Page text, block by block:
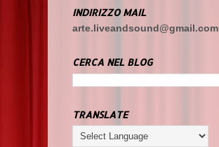
INDIRIZZO MAIL
arte.liveandsound@gmail.com
CERCA NEL BLOG
TRANSLATE